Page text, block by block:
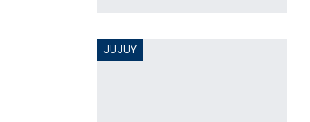
JUJUY